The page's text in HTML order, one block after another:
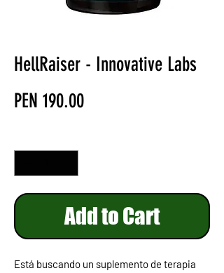
HellRaiser - Innovative Labs
PEN 190.00Price
Add to Cart
Está buscando un suplemento de terapia